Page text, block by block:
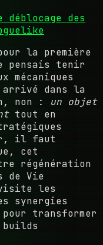
des
la première
pensais tenir
mécaniques
dans la
non : un objet
tout en
il faut
cet
régénération
de Vie
visite les
synergies
transformer